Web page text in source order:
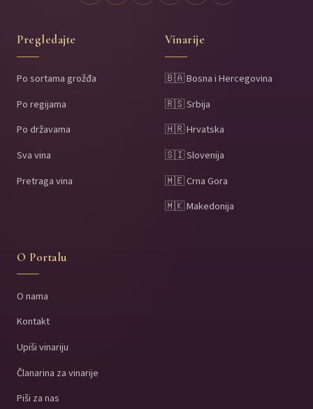
Pregledajte
Po sortama grožđa
Po regijama
Po državama
Sva vina
Pretraga vina
Vinarije
🇧🇦 Bosna i Hercegovina
🇷🇸 Srbija
🇭🇷 Hrvatska
🇸🇮 Slovenija
🇲🇪 Crna Gora
🇲🇰 Makedonija
O Portalu
O nama
Kontakt
Upiši vinariju
Članarina za vinarije
Piši za nas